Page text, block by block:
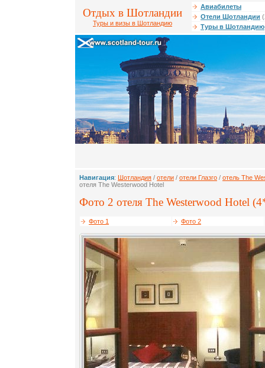
Отдых в Шотландии
Туры и визы в Шотландию
Авиабилеты
Отели Шотландии
Туры в Шотландию
Навигация: Шотландия / отели / отели Глазго / отель The
отеля The Westerwood Hotel
Фото 2 отеля The Westerwood Hotel
Фото 1 Фото 2